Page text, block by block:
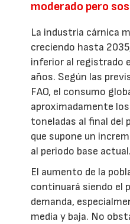
moderado pero
La industria cárnica
creciendo hasta
inferior al registrado
años. Según las
FAO, el consumo
aproximadamente
toneladas al final del
que supone un
al periodo base actual.
El aumento de la
continuará siendo el
demanda,
media y baja. No